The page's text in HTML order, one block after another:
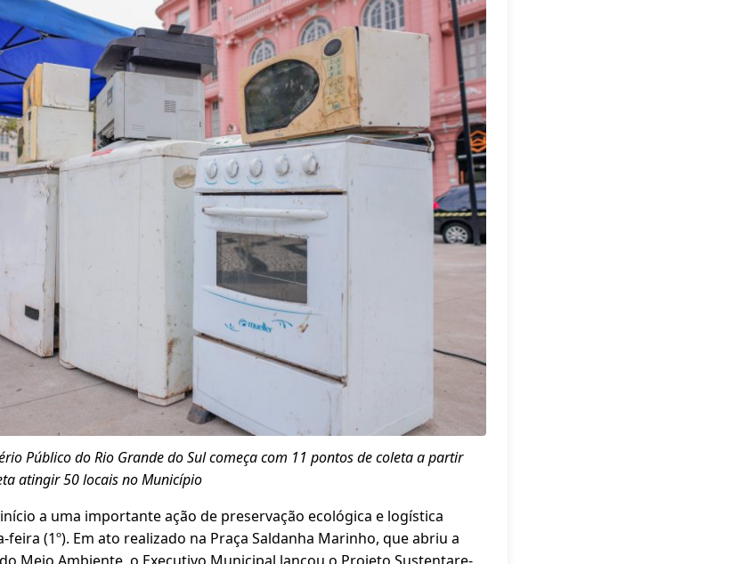
Público do Rio Grande do Sul começa com 11 pontos de coleta a partir
atingir 50 locais no Município
a uma importante ação de preservação ecológica e logística
(1º). Em ato realizado na Praça Saldanha Marinho, que abriu a